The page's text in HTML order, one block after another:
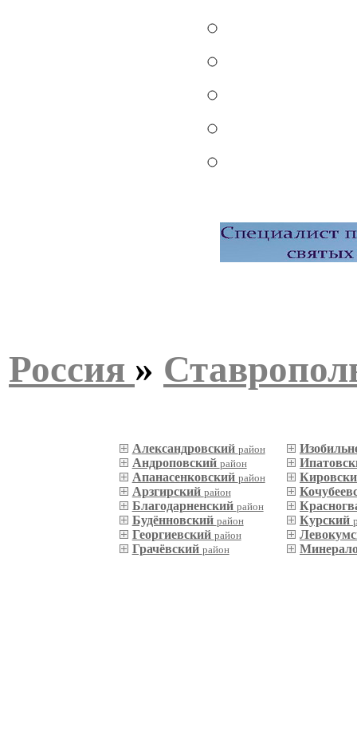
Россия »
Александровский район
Андроповский район
Апанасенковский район
Арзгирский район
Благодарненский район
Будённовский район
Георгиевский район
Грачёвский район
Курский